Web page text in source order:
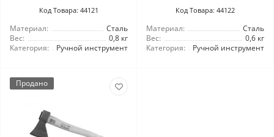
Код Товара: 44121
Материал:
Сталь
Вес:
0,8 кг
Категория:
Ручной инструмент
Код Товара: 44122
Материал:
Сталь
Вес:
0,6 кг
Категория:
Ручной инструмент
Продано